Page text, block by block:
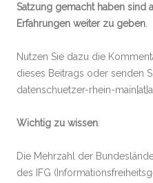
Satzung gemacht haben sind
Erfahrungen weiter zu geben
Nutzen Sie dazu die
dieses Beitrags oder senden
datenschuetzer-rhein-
Wichtig zu wissen:
Die Mehrzahl der
des IFG